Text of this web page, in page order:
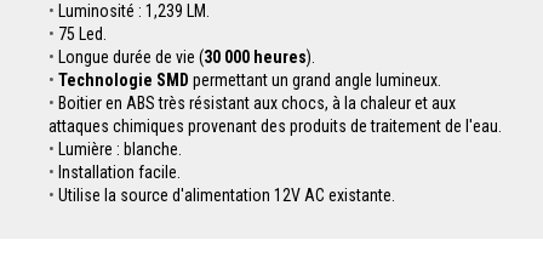
Luminosité : 1,239 LM.
75 Led.
Longue durée de vie (30 000 heures).
Technologie SMD permettant un grand angle lumineux.
Boitier en ABS très résistant aux chocs, à la chaleur et aux
attaques chimiques provenant des produits de traitement de l'eau.
Lumière : blanche.
Installation facile.
Utilise la source d'alimentation 12V AC existante.